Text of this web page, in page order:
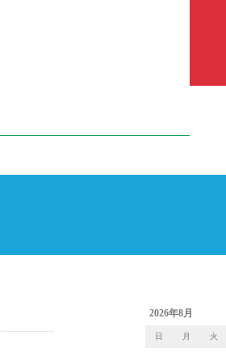
2026年8月
日 月 火